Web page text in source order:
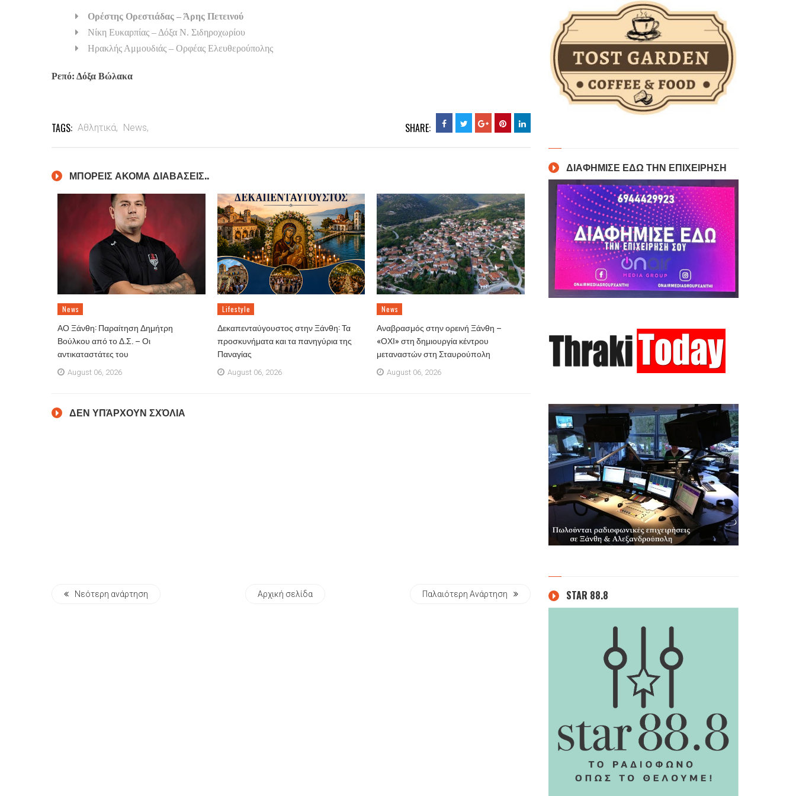
Ορέστης Ορεστιάδας – Άρης Πετεινού
Νίκη Ευκαρπίας – Δόξα Ν. Σιδηροχωρίου
Ηρακλής Αμμουδιάς – Ορφέας Ελευθερούπολης
Ρεπό: Δόξα Βώλακα
TAGS: Αθλητικά, News, SHARE:
ΜΠΟΡΕΙΣ ΑΚΟΜΑ ΔΙΑΒΑΣΕΙΣ..
News
ΑΟ Ξάνθη: Παραίτηση Δημήτρη
Βούλκου από το Δ.Σ. – Οι
αντικαταστάτες του
August 06, 2026
Lifestyle
Δεκαπενταύγουστος στην Ξάνθη: Τα
προσκυνήματα και τα πανηγύρια της
Παναγίας
August 06, 2026
News
Αναβρασμός στην ορεινή Ξάνθη –
«ΟΧΙ» στη δημιουργία κέντρου
μεταναστών στη Σταυρούπολη
August 06, 2026
ΔΕΝ ΥΠΆΡΧΟΥΝ ΣΧΌΛΙΑ
Νεότερη ανάρτηση Αρχική σελίδα Παλαιότερη Ανάρτηση
ΔΙΑΦΗΜΙΣΕ ΕΔΩ ΤΗΝ ΕΠΙΧΕΙΡΗΣΗ
STAR 88.8